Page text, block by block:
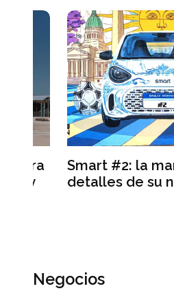
Smart #2: la marca
detalles de su
Negocios